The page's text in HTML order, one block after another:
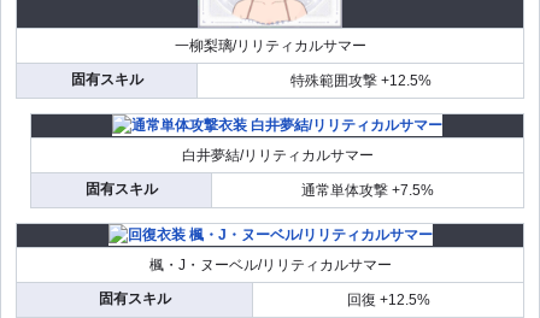
一柳梨璃/リリティカルサマー
固有スキル
特殊範囲攻撃 +12.5%
白井夢結/リリティカルサマー
固有スキル
通常単体攻撃 +7.5%
楓・J・ヌーベル/リリティカルサマー
固有スキル
回復 +12.5%